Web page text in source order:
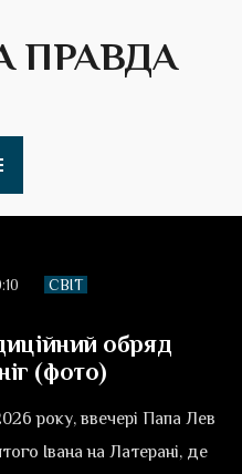
ПРАВДА
СВІТ
обряд
(фото)
року, ввечері Папа Лев
Івана на Латерані, де